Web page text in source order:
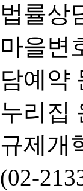
법률상
마을변
담예약
누리집
규제개
(02-